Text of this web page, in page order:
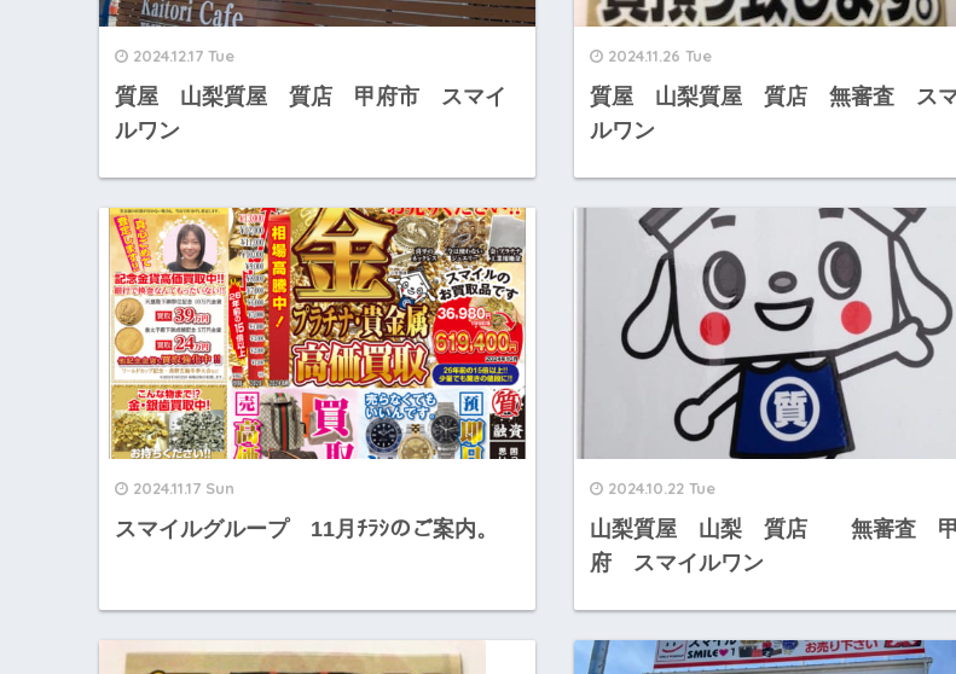
2024.12.17 Tue
質屋 山梨質屋 質店 甲府市 スマイ
ルワン
2024.11.26 Tue
質屋 山梨質屋 質店 無審査 ス
ルワン
2024.11.17 Sun
スマイルグループ 11月ﾁﾗｼのご案内。
2024.10.22 Tue
山梨質屋 山梨 質店 無審査 甲
府 スマイルワン